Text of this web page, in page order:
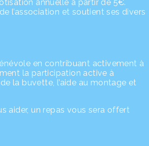
annuelle à partir de 5€.
l’association et soutient ses divers
en contribuant activement à
la participation active à
la buvette, l’aide au montage et
aider, un repas vous sera offert